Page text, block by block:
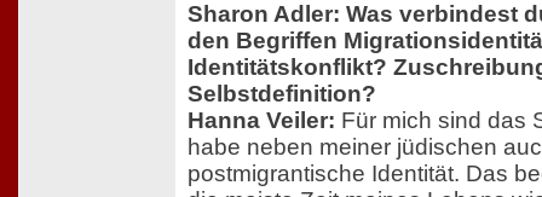
Sharon Adler: Was verbindest
den Begriffen
Identitätskonflikt?
Selbstdefinition?
Hanna Veiler: Für mich sind das
habe neben meiner jüdischen
postmigrantische Identität. Das